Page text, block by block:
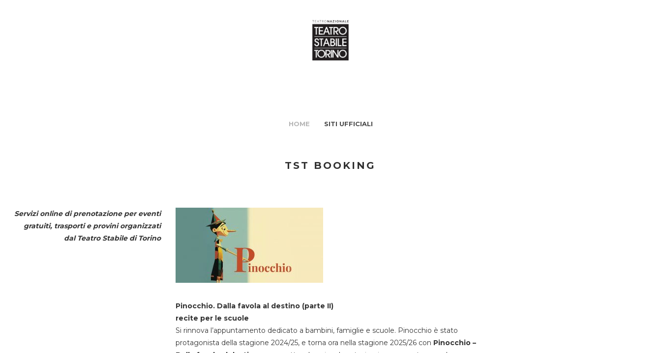
HOME SITI UFFICIALI
TST BOOKING
Servizi online di prenotazione per eventi
gratuiti, trasporti e provini organizzati
dal Teatro Stabile di Torino
Pinocchio. Dalla favola al destino (parte II)
recite per le scuole
Si rinnova l’appuntamento dedicato a bambini, famiglie e scuole. Pinocchio è stato
protagonista della stagione 2024/25, e torna ora nella stagione 2025/26 con Pinocchio –